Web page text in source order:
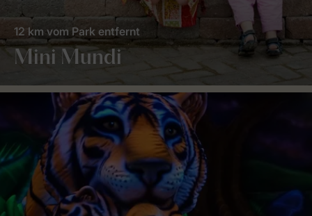
Mini Mundi
12 km vom Park entfernt